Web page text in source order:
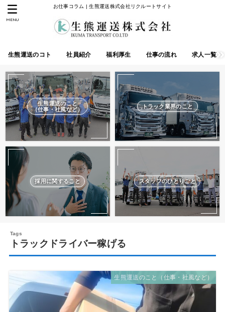
お仕事コラム | 生熊運送株式会社リクルートサイト
生熊運送のコト 社員紹介 福利厚生 仕事の流れ 求人一覧
MENU
生熊運送のこと
（仕事・社風など）
トラック業界のこと
採用に関すること スタッフのひとりごと
トラックドライバー稼げる
生熊運送のこと（仕事・社風など）